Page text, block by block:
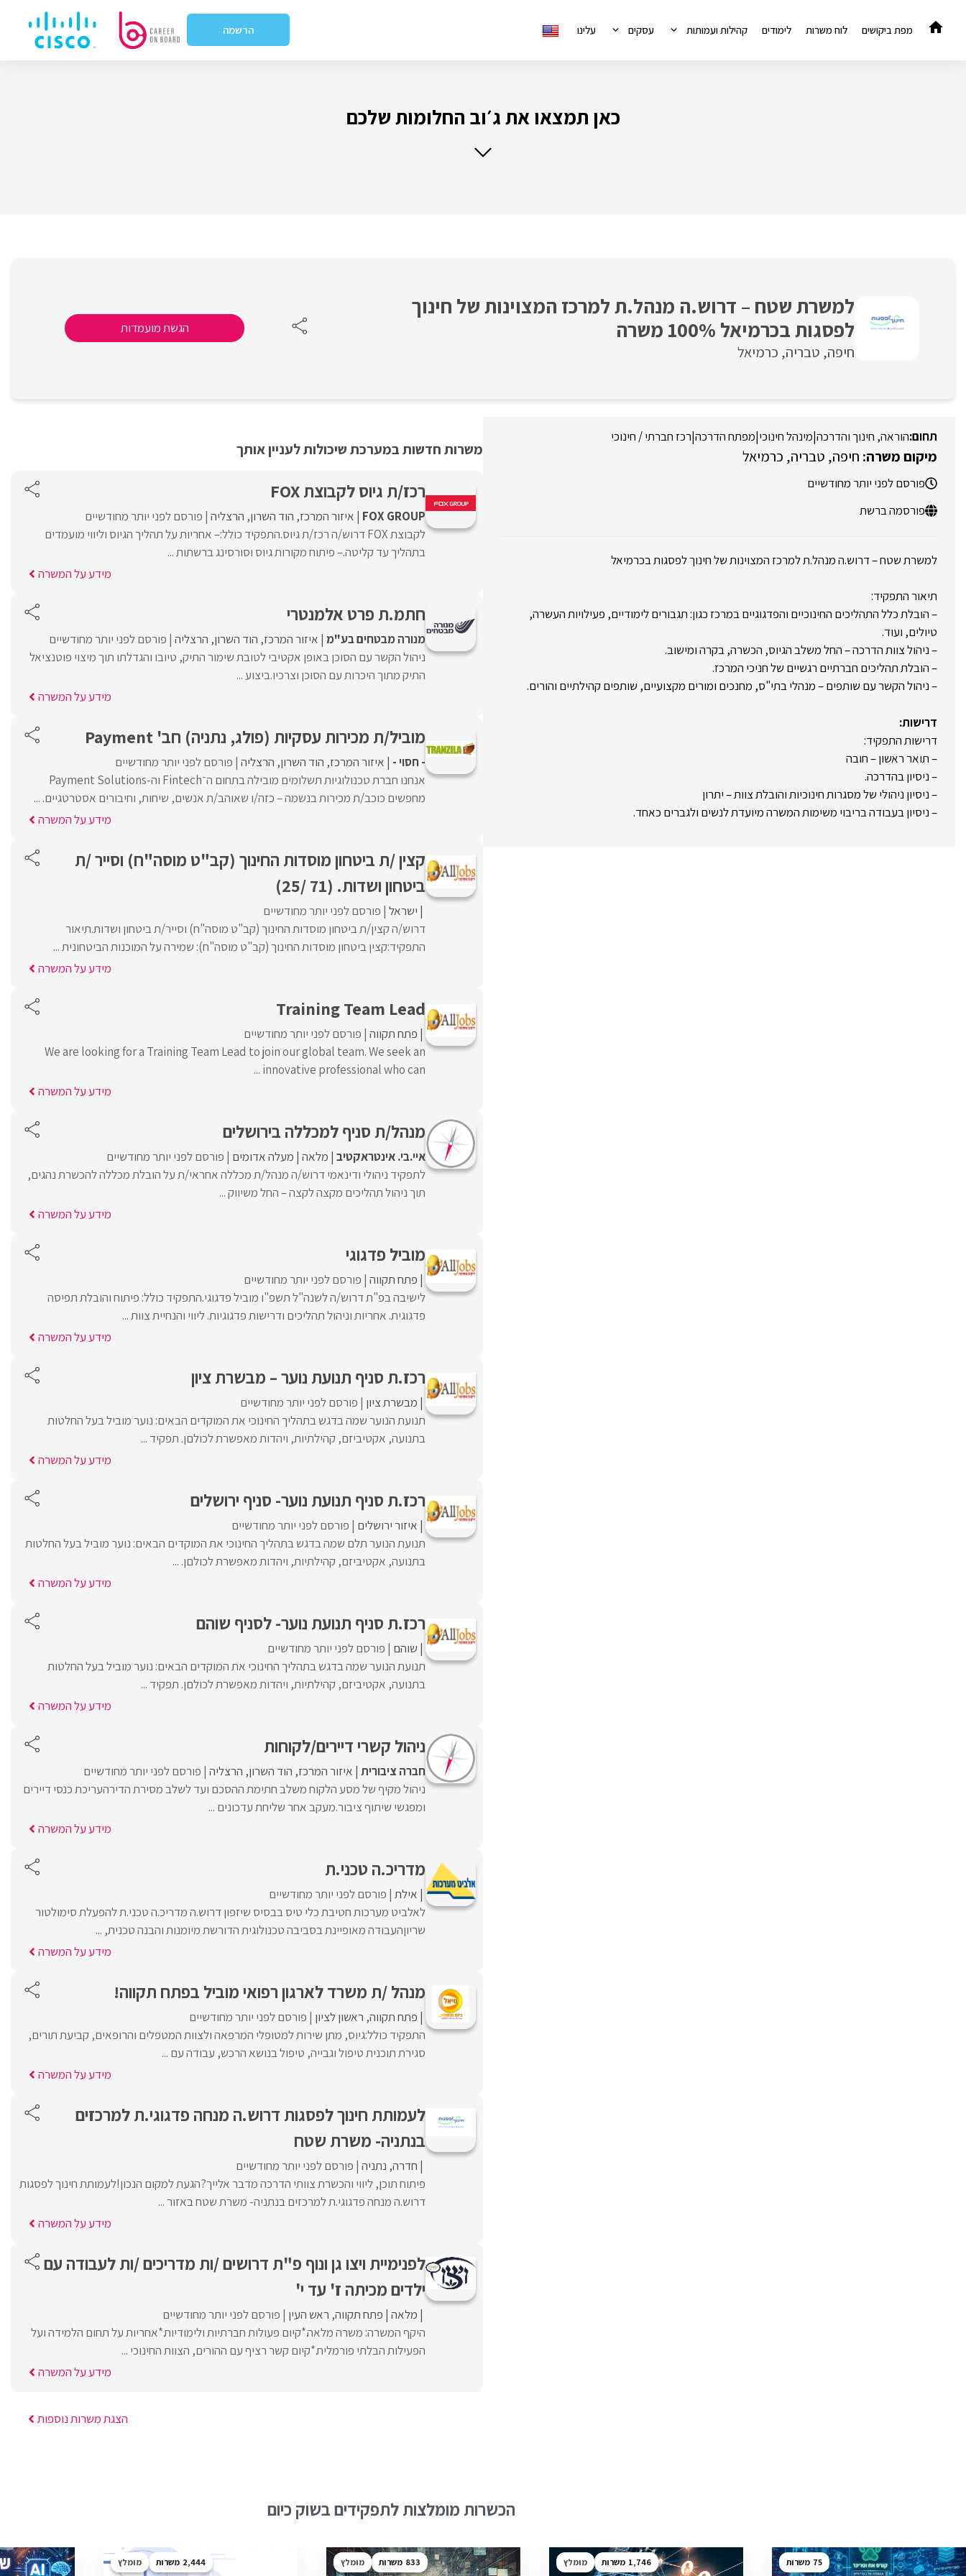
לתוכן
מפת ביקושים לוח משרות לימודים קהילות ועמותות עסקים עלינו הרשמה
כאן תמצאו את ג׳וב החלומות שלכם
למשרת שטח – דרוש.ה מנהל.ת למרכז המצוינות של חינוך
לפסגות בכרמיאל 100% משרה
חיפה טבריה כרמיאל
הגשת מועמדות
הוראה, חינוך והדרכה|מינהל חינוכי|מפתח הדרכה|רכז חברתי / חינוכי
חיפה טבריה כרמיאל
פורסם לפני יותר מחודשיים
פורסמה ברשת
למשרת שטח – דרוש.ה מנהל.ת למרכז המצוינות של חינוך לפסגות בכרמיאל
תיאור התפקיד:
– הובלת כלל התהליכים החינוכיים והפדגוגיים במרכז כגון: תגבורים לימודיים, פעילויות העשרה,
טיולים, ועוד.
– ניהול צוות הדרכה – החל משלב הגיוס, הכשרה, בקרה ומישוב.
– הובלת תהליכים חברתיים רגשיים של חניכי המרכז.
– ניהול הקשר עם שותפים – מנהלי בתי"ס, מחנכים ומורים מקצועיים, שותפים קהילתיים והורים.
דרישות:
דרישות התפקיד:
– תואר ראשון – חובה
– ניסיון בהדרכה.
– ניסיון ניהולי של מסגרות חינוכיות והובלת צוות – יתרון
– ניסיון בעבודה בריבוי משימות המשרה מיועדת לנשים ולגברים כאחד.
משרות חדשות במערכת שיכולות לעניין אותך
רכז/ת גיוס לקבוצת FOX
FOX GROUP איזור המרכז הוד השרון הרצליה פורסם לפני יותר מחודשיים
לקבוצת FOX דרוש/ה רכז/ת גיוס.התפקיד כולל:– אחריות על תהליך הגיוס וליווי מועמדים
בתהליך עד קליטה.– פיתוח מקורות גיוס וסורסינג ברשתות ...
מידע על המשרה
חתמ.ת פרט אלמנטרי
מנורה מבטחים בע"מ איזור המרכז הוד השרון הרצליה פורסם לפני יותר מחודשיים
ניהול הקשר עם הסוכן באופן אקטיבי לטובת שימור התיק, טיובו והגדלתו תוך מיצוי פוטנציאל
התיק מתוך היכרות עם הסוכן וצרכיו.ביצוע ...
מידע על המשרה
מוביל/ת מכירות עסקיות (פולג, נתניה) חב' Payment
- חסוי - איזור המרכז הוד השרון הרצליה פורסם לפני יותר מחודשיים
אנחנו חברת טכנולוגיות תשלומים מובילה בתחום ה־Fintech וה-Payment Solutions
מחפשים כוכב/ת מכירות בנשמה – כזה/ו שאוהב/ת אנשים, שיחות, וחיבורים אסטרטגיים. ...
מידע על המשרה
קצין /ת ביטחון מוסדות החינוך (קב"ט מוסה"ח) וסייר /ת
ביטחון ושדות. (71 /25)
ישראל פורסם לפני יותר מחודשיים
דרוש/ה קצין/ת ביטחון מוסדות החינוך (קב"ט מוסה"ח) וסייר/ת ביטחון ושדות.תיאור
התפקיד:קצין ביטחון מוסדות החינוך (קב"ט מוסה"ח): שמירה על המוכנות הביטחונית ...
מידע על המשרה
Training Team Lead
פתח תקווה פורסם לפני יותר מחודשיים
We are looking for a Training Team Lead to join our global team. We seek an
innovative professional who can ...
מידע על המשרה
מנהל/ת סניף למכללה בירושלים
איי.בי. אינטראקטיב מלאה מעלה אדומים פורסם לפני יותר מחודשיים
לתפקיד ניהולי ודינאמי דרוש/ה מנהל/ת מכללה אחראי/ת על הובלת מכללה להכשרת נהגים,
תוך ניהול תהליכים מקצה לקצה – החל משיווק ...
מידע על המשרה
מוביל פדגוגי
פתח תקווה פורסם לפני יותר מחודשיים
לישיבה בפ"ת דרוש/ה לשנה"ל תשפ"ו מוביל פדגוגי.התפקיד כולל: פיתוח והובלת תפיסה
פדגוגית. אחריות וניהול תהליכים ודרישות פדגוגיות. ליווי והנחיית צוות ...
מידע על המשרה
רכז.ת סניף תנועת נוער – מבשרת ציון
מבשרת ציון פורסם לפני יותר מחודשיים
תנועת הנוער שמה בדגש בתהליך החינוכי את המוקדים הבאים: נוער מוביל בעל החלטות
בתנועה, אקטיביזם, קהילתיות, ויהדות מאפשרת לכולםן. תפקיד ...
מידע על המשרה
רכז.ת סניף תנועת נוער- סניף ירושלים
איזור ירושלים פורסם לפני יותר מחודשיים
תנועת הנוער תלם שמה בדגש בתהליך החינוכי את המוקדים הבאים: נוער מוביל בעל החלטות
בתנועה, אקטיביזם, קהילתיות, ויהדות מאפשרת לכולםן. ...
מידע על המשרה
רכז.ת סניף תנועת נוער- לסניף שוהם
שוהם פורסם לפני יותר מחודשיים
תנועת הנוער שמה בדגש בתהליך החינוכי את המוקדים הבאים: נוער מוביל בעל החלטות
בתנועה, אקטיביזם, קהילתיות, ויהדות מאפשרת לכולםן. תפקיד ...
מידע על המשרה
ניהול קשרי דיירים/לקוחות
חברה ציבורית איזור המרכז הוד השרון הרצליה פורסם לפני יותר מחודשיים
ניהול מקיף של מסע הלקוח משלב חתימת ההסכם ועד לשלב מסירת הדירהעריכת כנסי דיירים
ומפגשי שיתוף ציבור.מעקב אחר שליחת עדכונים ...
מידע על המשרה
מדריכ.ה טכני.ת
אילת פורסם לפני יותר מחודשיים
לאלביט מערכות חטיבת כלי טיס בבסיס שיזפון דרוש.ה מדריכ.ה טכני.ת להפעלת סימולטור
שריוןהעבודה מאופיינת בסביבה טכנולוגית הדורשת מיומנות והבנה טכנית, ...
מידע על המשרה
מנהל /ת משרד לארגון רפואי מוביל בפתח תקווה!
פתח תקווה ראשון לציון פורסם לפני יותר מחודשיים
התפקיד כולל:גיוס, מתן שירות למטופלי המרפאה ולצוות המטפלים והרופאים, קביעת תורים,
סגירת תוכנית טיפול וגבייה, טיפול בנושא הרכש, עבודה עם ...
מידע על המשרה
לעמותת חינוך לפסגות דרוש.ה מנחה פדגוגי.ת למרכזים
בנתניה- משרת שטח
חדרה נתניה פורסם לפני יותר מחודשיים
פיתוח תוכן, ליווי והכשרת צוותי הדרכה מדבר אלייך?הגעת למקום הנכון!לעמותת חינוך לפסגות
דרוש.ה מנחה פדגוגי.ת למרכזים בנתניה- משרת שטח באזור ...
מידע על המשרה
לפנימיית ויצו גן ונוף פ"ת דרושים /ות מדריכים /ות לעבודה עם
ילדים מכיתה ז' עד י'
מלאה פתח תקווה ראש העין פורסם לפני יותר מחודשיים
היקף המשרה: משרה מלאה.*קיום פעולות חברתיות ולימודיות.*אחריות על תחום הלמידה ועל
הפעילות הבלתי פורמלית.*קיום קשר רציף עם ההורים, הצוות החינוכי ...
מידע על המשרה
הצגת משרות נוספות
הכשרות מומלצות לתפקידים בשוק כיום
75
1,746 מומלץ 833 מומלץ 2,444 מומלץ